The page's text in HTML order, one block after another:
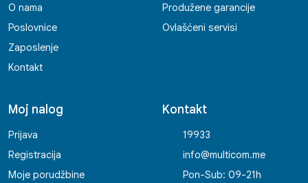
O nama
Poslovnice
Zaposlenje
Kontakt
Produžene garancije
Ovlašćeni servisi
Moj nalog
Prijava
Registracija
Moje porudžbine
Kontakt
19933
info@multicom.me
Pon-Sub: 09-21h